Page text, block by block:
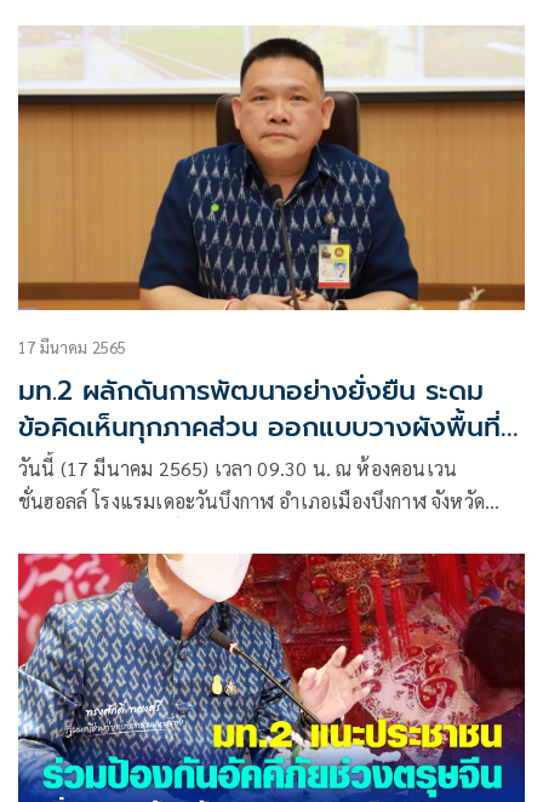
17 มีนาคม 2565
มท.2 ผลักดันการพัฒนาอย่างยั่งยืน ระดม
ข้อคิดเห็นทุกภาคส่วน ออกแบบวางผังพื้นที่
เฉพาะชุมชนบึงกาฬ จังหวัดบึงกาฬ
วันนี้ (17 มีนาคม 2565) เวลา 09.30 น. ณ ห้องคอนเวน
ชั่นฮอลล์ โรงแรมเดอะวันบึงกาฬ อำเภอเมืองบึงกาฬ จังหวัด